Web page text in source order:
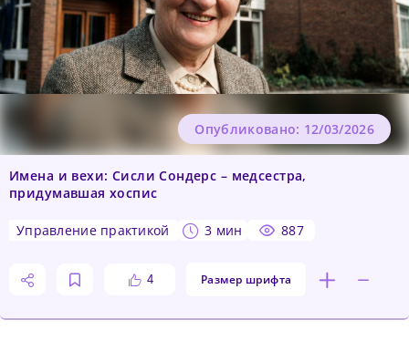
Имена и вехи: Сисли Сондерс – медсестра,
придумавшая хоспис
управление практикой 3 мин 887
4 Размер шрифта
Опубликовано: 12/03/2026